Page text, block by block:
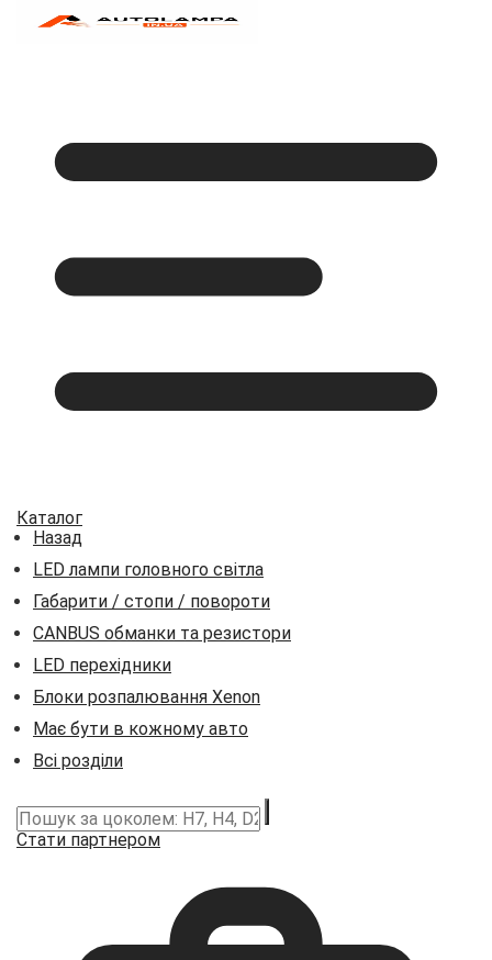
Каталог
Назад
LED лампи головного світла
Габарити / стопи / повороти
CANBUS обманки та резистори
LED перехідники
Блоки розпалювання Xenon
Має бути в кожному авто
Всі розділи
Стати партнером